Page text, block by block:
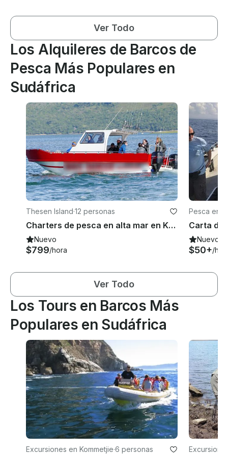
Ver Todo
Los Alquileres de Barcos de
Pesca Más Populares en
Sudáfrica
Thesen Island·12 personas
Charters de pesca en alta mar en Knysna
Nuevo
$799/hora
Pesca en
Nuevo
$50+/
Ver Todo
Los Tours en Barcos Más
Populares en Sudáfrica
Excursiones en Kommetjie·6 personas